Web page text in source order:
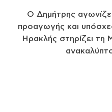
Ο Δημήτρης
προαγωγής και
Ηρακλής στηρίζει τη